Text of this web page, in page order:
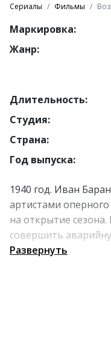
Сериалы Фильмы
Маркировка:
Жанр:
Длительность:
Студия:
Страна:
Год выпуска:
1940 год. Иван
артистами
на открытие
совершить
закручивается:
Развернуть